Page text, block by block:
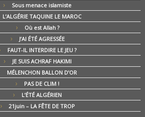
Sous menace islamiste
L’ALGÉRIE TAQUINE LE MAROC
Où est Allah ?
J’AI ÉTÉ AGRESSÉE
FAUT-IL INTERDIRE LE JEU ?
JE SUIS ACHRAF HAKIMI
MÉLENCHON BALLON D’OR
PAS DE CLIM !
L’ÉTÉ ALGÉRIEN
21juin – LA FÊTE DE TROP